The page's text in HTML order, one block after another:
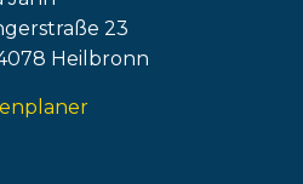
23
Heilbronn